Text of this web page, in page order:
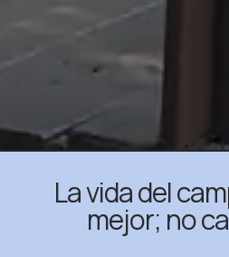
La vida del
mejor; no